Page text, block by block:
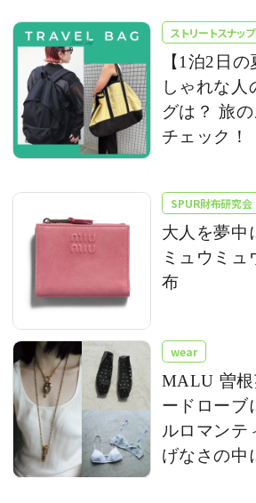
ストリートスナップ
【1泊2日
しゃれな人
グは？ 旅
チェック！
SPUR財布研究会
大人を夢中
ミュウミュ
布
wear
MALU 曽根
ードローブ
ルロマンテ
げなさの中